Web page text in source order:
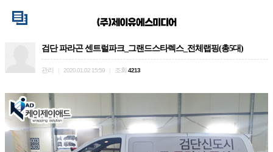
검단 파라곤 센트럴파크_그랜드스타렉스_전체랩핑(총5대)
관리 2020.01.02 15:59 조회 4213